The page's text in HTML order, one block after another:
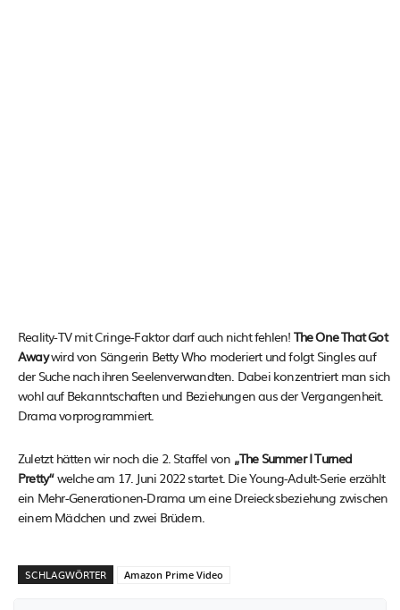
Reality-TV mit Cringe-Faktor darf auch nicht fehlen! The One That Got
Awaywird von Sängerin Betty Who moderiert und folgt Singles auf
der Suche nach ihren Seelenverwandten. Dabei konzentriert man sich
wohl auf Bekanntschaften und Beziehungen aus der Vergangenheit.
Drama vorprogrammiert.
Zuletzt hätten wir noch die 2. Staffel von „The Summer I Turned
Pretty“welche am 17. Juni 2022 startet. Die Young-Adult-Serie erzählt
ein Mehr-Generationen-Drama um eine Dreiecksbeziehung zwischen
einem Mädchen und zwei Brüdern.
SCHLAGWÖRTER Amazon Prime Video